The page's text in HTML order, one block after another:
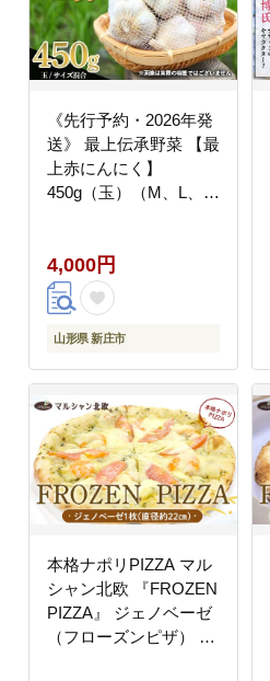
《先行予約・2026年発
送》 最上伝承野菜 【最
上赤にんにく】
450g（玉）（M、L、
リック 野菜 F3S-2483
4,000円
山形県 新庄市
本格ナポリPIZZA マル
シャン北欧 『FROZEN
PIZZA』 ジェノベーゼ
（フローズンピザ） ピ